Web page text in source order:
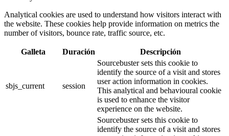
Analytical cookies are used to understand how visitors interact with
the website. These cookies help provide information on metrics the
number of visitors, bounce rate, traffic source, etc.
Galleta Duración Descripción
sbjs_current session
Sourcebuster sets this cookie to
identify the source of a visit and stores
user action information in cookies.
This analytical and behavioural cookie
is used to enhance the visitor
experience on the website.
Sourcebuster sets this cookie to
identify the source of a visit and stores